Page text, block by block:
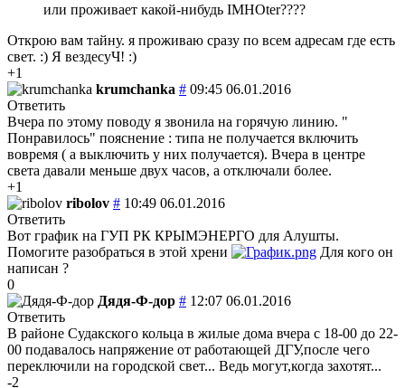
или проживает какой-нибудь IMHOter????
Открою вам тайну. я проживаю сразу по всем адресам где есть
свет. :) Я вездесуЧ! :)
+1
krumchanka # 09:45 06.01.2016
Ответить
Вчера по этому поводу я звонила на горячую линию. "
Понравилось" пояснение : типа не получается включить
вовремя ( а выключить у них получается). Вчера в центре
света давали меньше двух часов, а отключали более.
+1
ribolov # 10:49 06.01.2016
Ответить
Вот график на ГУП РК КРЫМЭНЕРГО для Алушты.
Помогите разобраться в этой хрени
Для кого он
написан ?
0
Дядя-Ф-дор # 12:07 06.01.2016
Ответить
В районе Судакского кольца в жилые дома вчера с 18-00 до 22-
00 подавалось напряжение от работающей ДГУ,после чего
переключили на городской свет... Ведь могут,когда захотят...
-2